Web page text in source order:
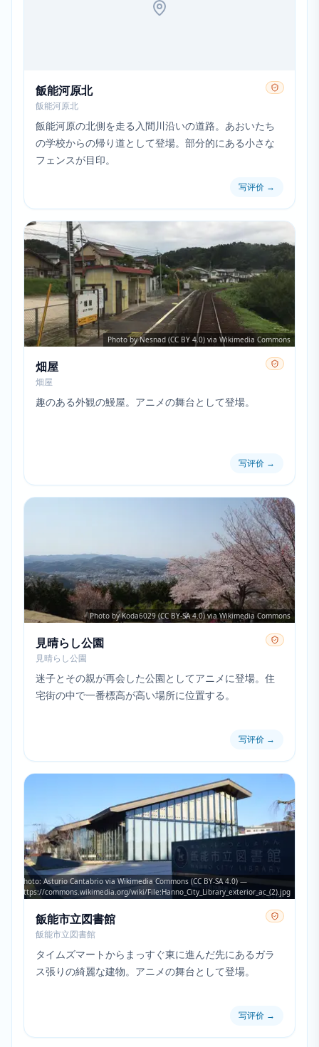
飯能河原北
飯能河原北
飯能河原の北側を走る入間川沿いの道路。あおいたち
の学校からの帰り道として登場。部分的にある小さな
フェンスが目印。
写评价 →
Photo by Nesnad (CC BY 4.0) via Wikimedia Commons
畑屋
畑屋
趣のある外観の鰻屋。アニメの舞台として登場。
写评价 →
Photo by Koda6029 (CC BY-SA 4.0) via Wikimedia Commons
見晴らし公園
見晴らし公園
迷子とその親が再会した公園としてアニメに登場。住
宅街の中で一番標高が高い場所に位置する。
写评价 →
Photo: Asturio Cantabrio via Wikimedia Commons (CC BY-SA 4.0) —
https://commons.wikimedia.org/wiki/File:Hanno_City_Library_exterior_ac_(2).jpg
飯能市立図書館
飯能市立図書館
タイムズマートからまっすぐ東に進んだ先にあるガラ
ス張りの綺麗な建物。アニメの舞台として登場。
写评价 →